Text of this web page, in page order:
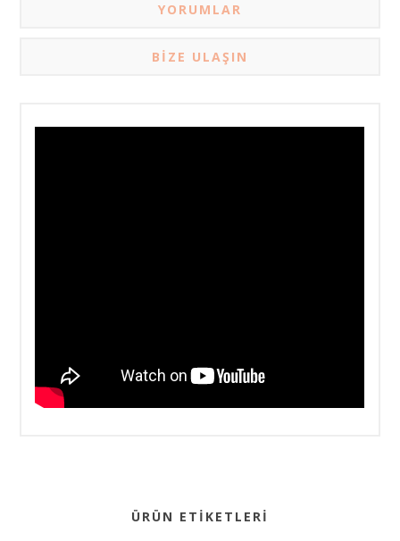
YORUMLAR
BIZE ULAŞIN
ÜRÜN ETIKETLERI